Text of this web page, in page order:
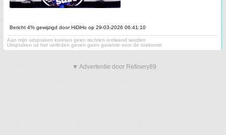
Bericht 4% gewijzigd door HiDiHo op 29-03-2026 06:41:10
Aan mijn uitspraken kunnen geen rechten ontleend worden
Uitspraken uit het verleden geven geen garantie voor de toekomst
▼ Advertentie door Refinery89